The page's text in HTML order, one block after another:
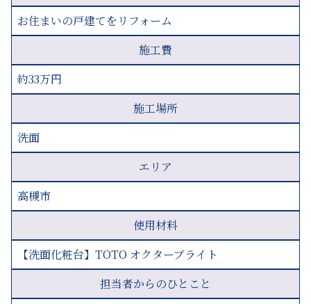
お住まいの戸建てをリフォーム
施工費
約33万円
施工場所
洗面
エリア
高槻市
使用材料
【洗面化粧台】TOTO オクターブライト
担当者からのひとこと